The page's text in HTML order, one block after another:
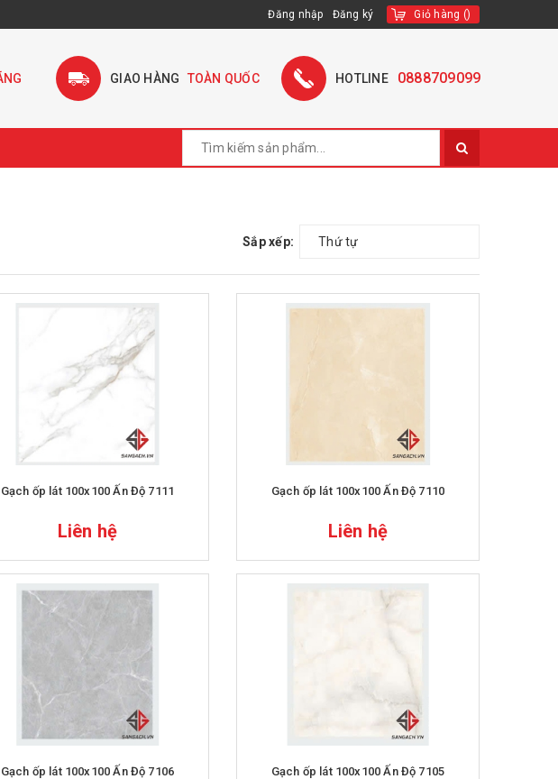
Đăng nhập Đăng ký Giỏ hàng ()
GIAO HÀNG TOÀN QUỐC HOTLINE 0888709099
Sắp xếp: Thứ tự
Gạch ốp lát 100x100 Ấn Độ 7111
Liên hệ
Gạch ốp lát 100x100 Ấn Độ 7110
Liên hệ
Gạch ốp lát 100x100 Ấn Độ 7106 Gạch ốp lát 100x100 Ấn Độ 7105